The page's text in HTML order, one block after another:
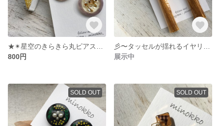
800円
展示中
SOLD OUT SOLD OUT